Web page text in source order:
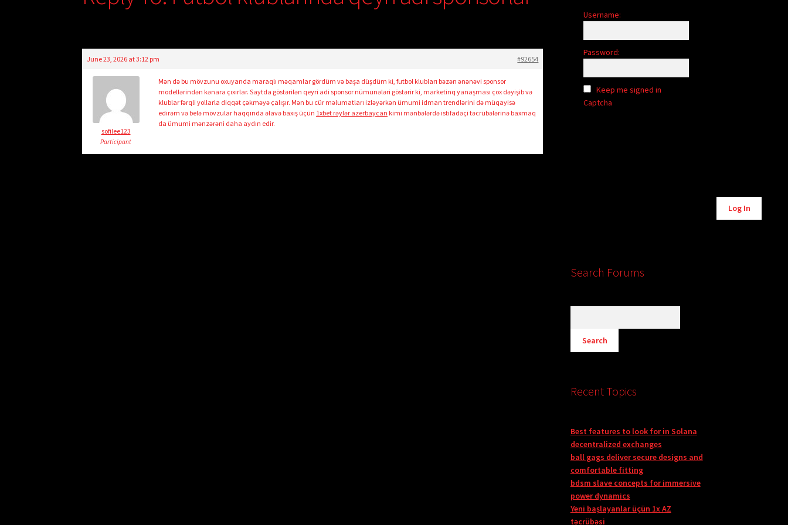
June 23, 2026 at 3:12 pm #92654
sofilee123
Participant
Mən də bu mövzunu oxuyanda maraqlı məqamlar gördüm və başa düşdüm ki, futbol klubları bəzən ənənəvi sponsor
modellərindən kənara çıxırlar. Saytda göstərilən qeyri adi sponsor nümunələri göstərir ki, marketinq yanaşması çox dəyişib və
klublar fərqli yollarla diqqət çəkməyə çalışır. Mən bu cür məlumatları izləyərkən ümumi idman trendlərini də müqayisə
edirəm və belə mövzular haqqında əlavə baxış üçün 1xbet rəylər azerbaycan kimi mənbələrdə istifadəçi təcrübələrinə baxmaq
da ümumi mənzərəni daha aydın edir.
Username:
Password:
Keep me signed in
Captcha
Log In
Search Forums
Recent Topics
Best features to look for in Solana
decentralized exchanges
ball gags deliver secure designs and
comfortable fitting
bdsm slave concepts for immersive
power dynamics
Yeni başlayanlar üçün 1x AZ
təcrübəsi